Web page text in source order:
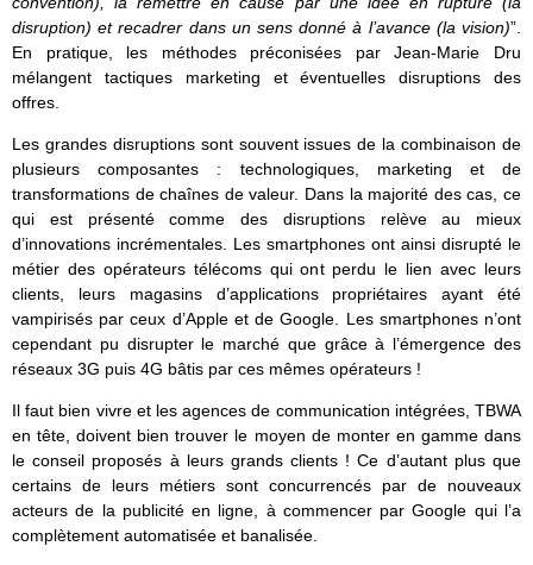
disruption) et recadrer dans un sens donné à l’avance (la vision)”.
En pratique, les méthodes préconisées par Jean-Marie Dru
mélangent tactiques marketing et éventuelles disruptions des
offres.
Les grandes disruptions sont souvent issues de la combinaison de
plusieurs composantes : technologiques, marketing et de
transformations de chaînes de valeur. Dans la majorité des cas, ce
qui est présenté comme des disruptions relève au mieux
d’innovations incrémentales. Les smartphones ont ainsi disrupté le
métier des opérateurs télécoms qui ont perdu le lien avec leurs
clients, leurs magasins d’applications propriétaires ayant été
vampirisés par ceux d’Apple et de Google. Les smartphones n’ont
cependant pu disrupter le marché que grâce à l’émergence des
réseaux 3G puis 4G bâtis par ces mêmes opérateurs !
Il faut bien vivre et les agences de communication intégrées, TBWA
en tête, doivent bien trouver le moyen de monter en gamme dans
le conseil proposés à leurs grands clients ! Ce d’autant plus que
certains de leurs métiers sont concurrencés par de nouveaux
acteurs de la publicité en ligne, à commencer par Google qui l’a
complètement automatisée et banalisée.